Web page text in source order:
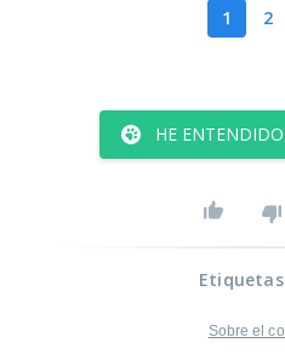
1 2
HE
Etiquetas
Sobre el